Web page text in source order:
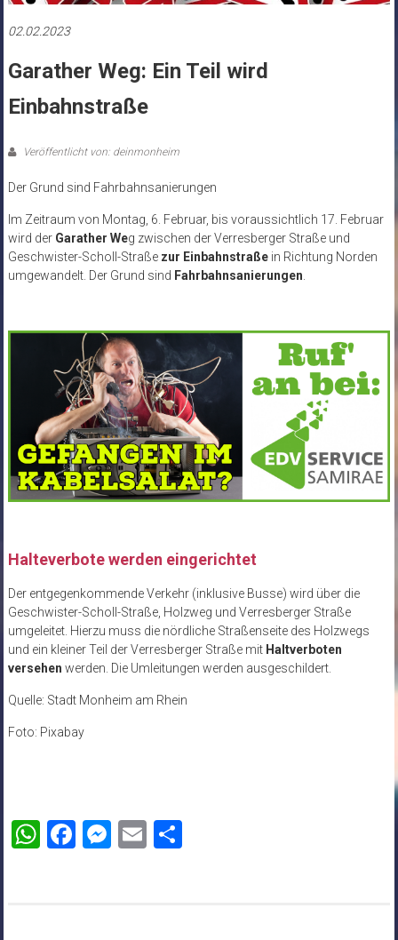
02.02.2023
Garather Weg: Ein Teil wird
Einbahnstraße
Veröffentlicht von: deinmonheim
Der Grund sind Fahrbahnsanierungen
Im Zeitraum von Montag, 6. Februar, bis voraussichtlich 17. Februar
wird der Garather Weg zwischen der Verresberger Straße und
Geschwister-Scholl-Straße zur Einbahnstraßein Richtung Norden
umgewandelt. Der Grund sind Fahrbahnsanierungen
Halteverbote werden eingerichtet
Der entgegenkommende Verkehr (inklusive Busse) wird über die
Geschwister-Scholl-Straße, Holzweg und Verresberger Straße
umgeleitet. Hierzu muss die nördliche Straßenseite des Holzwegs
und ein kleiner Teil der Verresberger Straße mit Haltverboten
versehen werden. Die Umleitungen werden ausgeschildert.
Quelle: Stadt Monheim am Rhein
Foto: Pixabay
WhatsApp
Facebook
Messenger
Email